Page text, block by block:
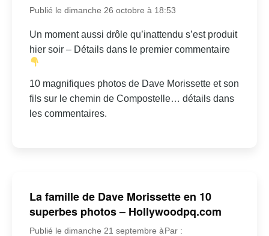
Publié le dimanche 26 octobre à 18:53
Un moment aussi drôle qu’inattendu s’est produit
hier soir – Détails dans le premier commentaire
10 magnifiques photos de Dave Morissette et son
fils sur le chemin de Compostelle… détails dans
les commentaires.
La famille de Dave Morissette en 10
superbes photos – Hollywoodpq.com
Publié le dimanche 21 septembre àPar :